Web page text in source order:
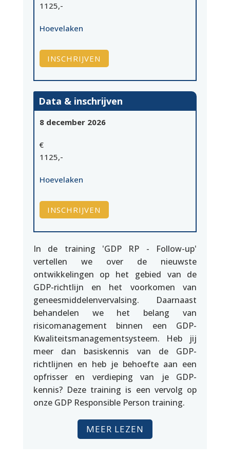
1125,-
Hoevelaken
INSCHRIJVEN
Data & inschrijven
8 december 2026
€
1125,-
Hoevelaken
INSCHRIJVEN
In de training 'GDP RP - Follow-up'
vertellen we over de nieuwste
ontwikkelingen op het gebied van de
GDP-richtlijn en het voorkomen van
geneesmiddelenvervalsing. Daarnaast
behandelen we het belang van
risicomanagement binnen een GDP-
Kwaliteitsmanagementsysteem. Heb jij
meer dan basiskennis van de GDP-
richtlijnen en heb je behoefte aan een
opfrisser en verdieping van je GDP-
kennis? Deze training is een vervolg op
onze GDP Responsible Person training.
MEER LEZEN